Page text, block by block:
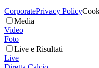
CorporatePrivacy Policy
Media
Video
Foto
Live e Risultati
Live